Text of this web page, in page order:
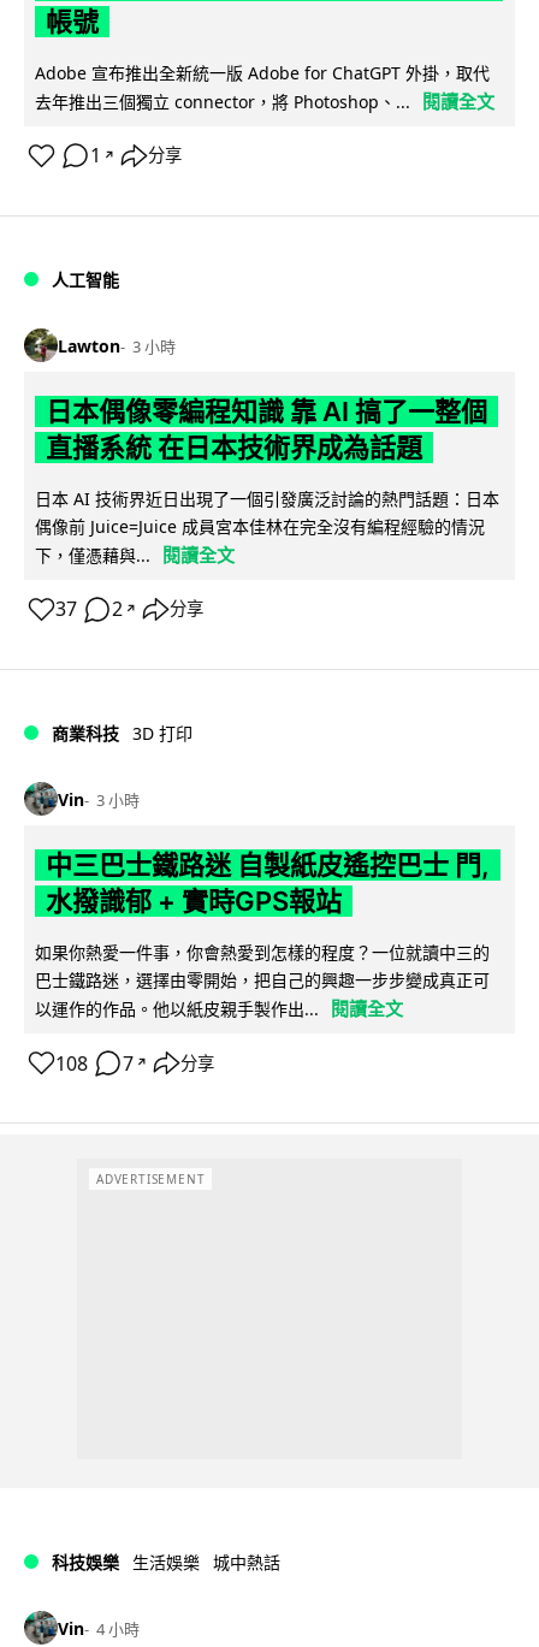
帳號
Adobe 宣布推出全新統一版 Adobe for ChatGPT 外掛，取代
去年推出三個獨立 connector，將 Photoshop、...
閱讀全文
1 ↗ 分享
人工智能
Lawton 3 小時
日本偶像零編程知識 靠 AI 搞了一整個
直播系統 在日本技術界成為話題
日本 AI 技術界近日出現了一個引發廣泛討論的熱門話題：日本
偶像前 Juice=Juice 成員宮本佳林在完全沒有編程經驗的情況
下，僅憑藉與...
閱讀全文
37 2 ↗ 分享
商業科技 3D 打印
Vin 3 小時
中三巴士鐵路迷 自製紙皮遙控巴士 門,
水撥識郁 + 實時GPS報站
如果你熱愛一件事，你會熱愛到怎樣的程度？一位就讀中三的
巴士鐵路迷，選擇由零開始，把自己的興趣一步步變成真正可
以運作的作品。他以紙皮親手製作出...
閱讀全文
108 7 ↗ 分享
ADVERTISEMENT
科技娛樂 生活娛樂 城中熱話
Vin 4 小時